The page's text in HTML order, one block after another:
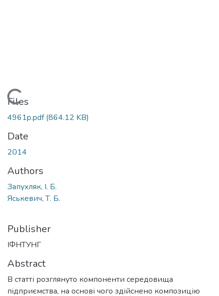
Loading...
Files
4961p.pdf(864.12 KB)
Date
2014
Authors
Запухляк, І. Б.
Яськевич, Т. Б.
Publisher
ІФНТУНГ
Abstract
В статті розглянуто компоненти середовища
підприємства, на основі чого здійснено композицію